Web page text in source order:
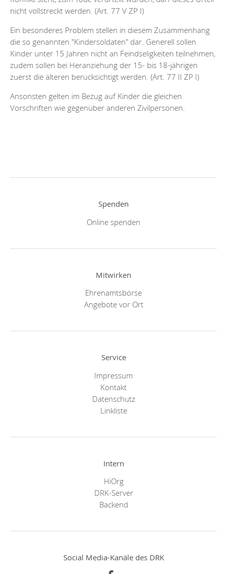
nicht vollstreckt werden. (Art. 77 V ZP I)
Ein besonderes Problem stellen in diesem Zusammenhang
die so genannten "Kindersoldaten" dar. Generell sollen
Kinder unter 15 Jahren nicht an Feindseligkeiten teilnehmen,
zudem sollen bei Heranziehung der 15- bis 18-jährigen
zuerst die älteren berücksichtigt werden. (Art. 77 II ZP I)
Ansonsten gelten im Bezug auf Kinder die gleichen
Vorschriften wie gegenüber anderen Zivilpersonen.
Spenden
Online spenden
Mitwirken
Ehrenamtsbörse
Angebote vor Ort
Service
Impressum
Kontakt
Datenschutz
Linkliste
Intern
HiOrg
DRK-Server
Backend
Social Media-Kanäle des DRK